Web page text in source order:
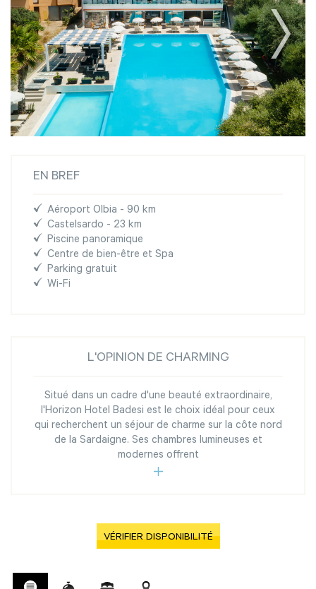
EN BREF
Aéroport Olbia - 90 km
Castelsardo - 23 km
Piscine panoramique
Centre de bien-être et Spa
Parking gratuit
Wi-Fi
L'OPINION DE CHARMING
Situé dans un cadre d'une beauté extraordinaire,
l'Horizon Hotel Badesi est le choix idéal pour ceux
qui recherchent un séjour de charme sur la côte nord
de la Sardaigne. Ses chambres lumineuses et
modernes offrent
VÉRIFIER DISPONIBILITÉ